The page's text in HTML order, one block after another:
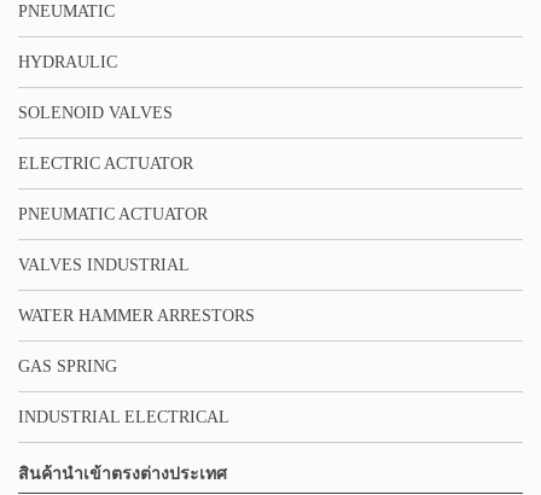
PNEUMATIC
HYDRAULIC
SOLENOID VALVES
ELECTRIC ACTUATOR
PNEUMATIC ACTUATOR
VALVES INDUSTRIAL
WATER HAMMER ARRESTORS
GAS SPRING
INDUSTRIAL ELECTRICAL
สินค้านำเข้าตรงต่างประเทศ